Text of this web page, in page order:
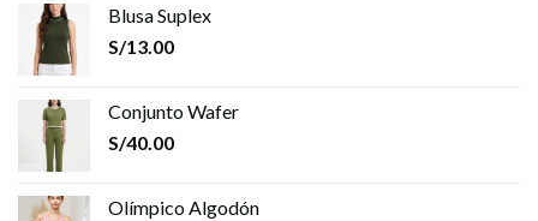
Blusa Suplex
S/13.00
Conjunto Wafer
S/40.00
Olímpico Algodón